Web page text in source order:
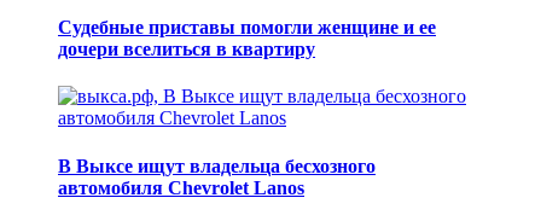
Судебные приставы помогли женщине и ее
дочери вселиться в квартиру
В Выксе ищут владельца бесхозного
автомобиля Chevrolet Lanos